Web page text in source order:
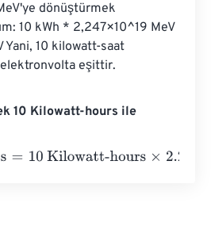
dönüştürmek
10 kWh * 2,247×10^19 MeV
10 kilowatt-saat
eşittir.
10 Kilowatt-hours ile
10 Kilowatt-hours×2.247e 19 =